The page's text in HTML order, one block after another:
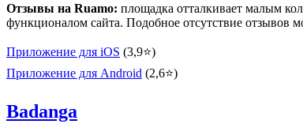
Отзывы на Ruamo: площадка отталкивает малым
функционалом сайта. Подобное отсутствие отзывов
Приложение для iOS (3,9⭐)
Приложение для Android (2,6⭐)
Badanga